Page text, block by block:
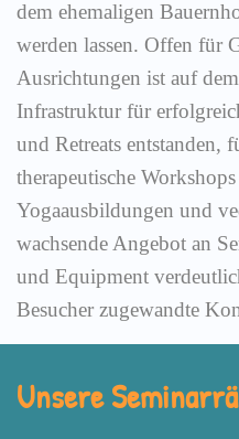
dem ehemaligen
werden lassen. Offen für
Ausrichtungen ist auf
Infrastruktur für
und Retreats entstanden,
therapeutische
Yogaausbildungen und
wachsende Angebot an
und Equipment
Besucher zugewandte
Unsere